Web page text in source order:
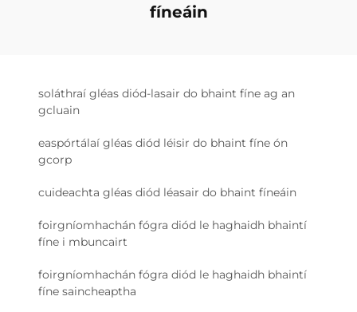
fíneáin
soláthraí gléas diód-lasair do bhaint fíne ag an
gcluain
easpórtálaí gléas diód léisir do bhaint fíne ón
gcorp
cuideachta gléas diód léasair do bhaint fíneáin
foirgníomhachán fógra diód le haghaidh bhaintí
fíne i mbuncairt
foirgníomhachán fógra diód le haghaidh bhaintí
fíne saincheaptha